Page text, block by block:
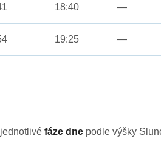
18:40 —
19:25 —
jednotlivéfáze dne podle výšky